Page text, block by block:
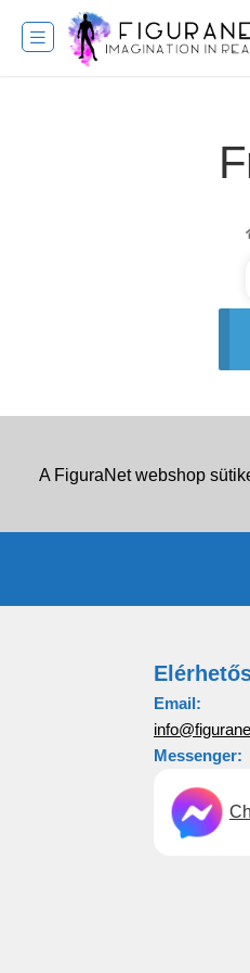
A FiguraNet webshop
Email:
Messenger: